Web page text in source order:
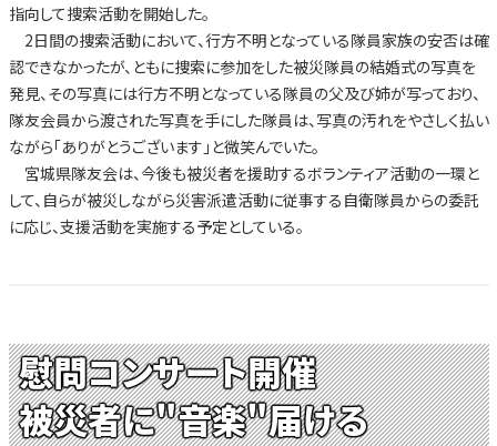
指向して捜索活動を開始した。
2日間の捜索活動において、行方不明となっている隊員家族の安否は確
認できなかったが、ともに捜索に参加をした被災隊員の結婚式の写真を
発見、その写真には行方不明となっている隊員の父及び姉が写っており、
隊友会員から渡された写真を手にした隊員は、写真の汚れをやさしく払い
ながら「ありがとうございます」と微笑んでいた。
宮城県隊友会は、今後も被災者を援助するボランティア活動の一環と
して、自らが被災しながら災害派遣活動に従事する自衛隊員からの委託
に応じ、支援活動を実施する予定としている。
慰問コンサート開催
被災者に"音楽"届ける